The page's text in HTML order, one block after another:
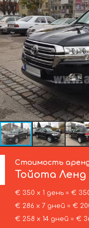
Стоимость
Тойота Ленд
€ 350 х 1 день = €
€ 286 х 7 дней = €
€ 258 х 14 дней = €